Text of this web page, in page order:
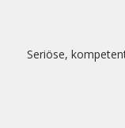
Seriöse,